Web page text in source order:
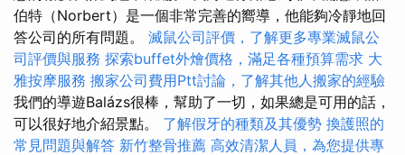
伯特（Norbert）是一個非常完善的嚮導，他能夠冷靜地回
答公司的所有問題。 滅鼠公司評價，了解更多專業滅鼠公
司評價與服務 探索buffet外燴價格，滿足各種預算需求 大
雅按摩服務 搬家公司費用Ptt討論，了解其他人搬家的經驗
我們的導遊Balázs很棒，幫助了一切，如果總是可用的話，
可以很好地介紹景點。 了解假牙的種類及其優勢 換護照的
常見問題與解答 新竹整骨推薦 高效清潔人員，為您提供專